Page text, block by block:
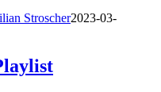
Stroscher2023-03-